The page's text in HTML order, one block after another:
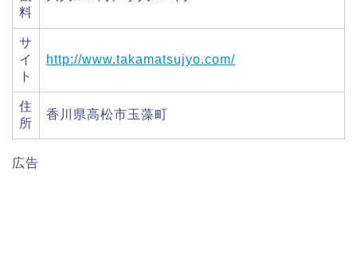
料
サ
イ
ト
http://www.takamatsujyo.com/
住
所
香川県高松市玉藻町
広告